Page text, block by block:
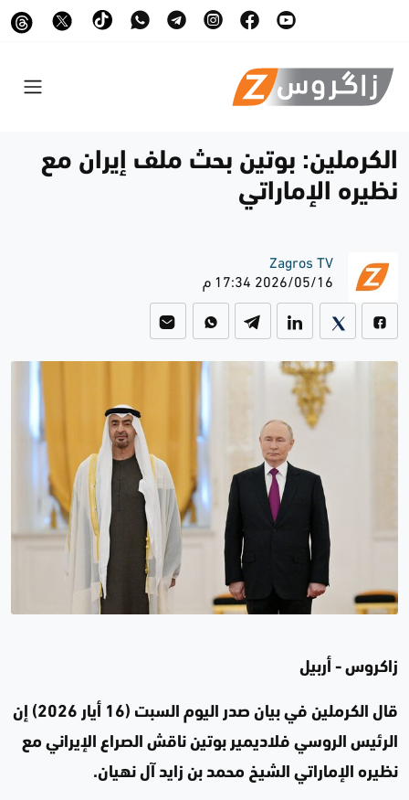
الكرملين: بوتين بحث ملف إيران مع
نظيره الإماراتي
Zagros TV
2026/05/16 17:34 م
زاكروس - أربيل
قال الكرملين في بيان صدر اليوم السبت (16 أيار 2026) إن
الرئيس الروسي فلاديمير بوتين ناقش الصراع الإيراني مع
نظيره الإماراتي الشيخ محمد بن زايد آل نهيان.